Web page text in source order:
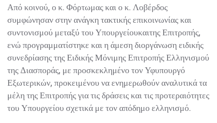
Από κοινού, ο κ. Φόρτωμας και ο κ. Λοβέρδος
συμφώνησαν στην ανάγκη τακτικής επικοινωνίας και
συντονισμού μεταξύ του Υπουργείουκαιτης Επιτροπής,
ενώ προγραμματίστηκε και η άμεση διοργάνωση ειδικής
συνεδρίασης της Ειδικής Μόνιμης Επιτροπής Ελληνισμού
της Διασποράς, με προσκεκλημένο τον Υφυπουργό
Εξωτερικών, προκειμένου να ενημερωθούν αναλυτικά τα
μέλη της Επιτροπής για τις δράσεις και τις προτεραιότητες
του Υπουργείου σχετικά με τον απόδημο ελληνισμό.